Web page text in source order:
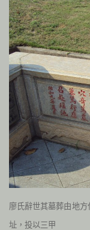
廖氏辭世其墓葬由地
址，投以三甲